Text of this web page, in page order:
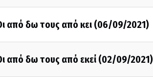
από δω τους από κει (06/09/2021)
από δω τους από εκεί (02/09/2021)